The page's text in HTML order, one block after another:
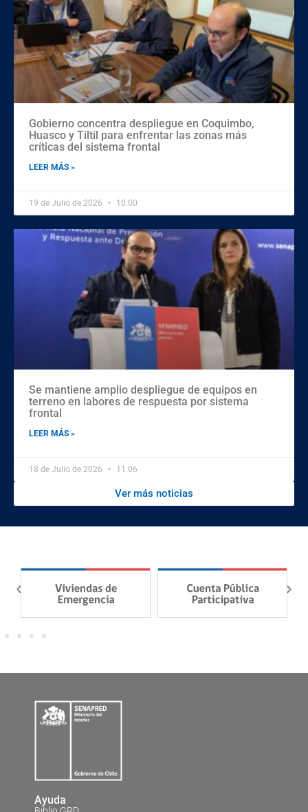
Gobierno concentra despliegue en Coquimbo,
Huasco y Tiltil para enfrentar las zonas más
críticas del sistema frontal
LEER MÁS »
19 de Julio de 2026 10:00
Se mantiene amplio despliegue de equipos en
terreno en labores de respuesta por sistema
frontal
LEER MÁS »
18 de Julio de 2026 11:06
Ver más noticias
Ayuda